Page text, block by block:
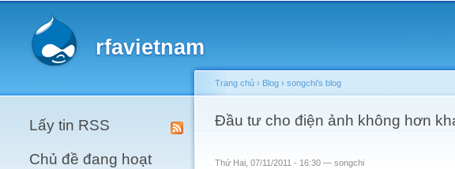
rfavietnam
Lấy tin RSS
Chủ đề đang hoạt
You are here
Trang chủ › Blog › songchi's blog
Đầu tư cho điện ảnh không hơn
Thứ Hai, 07/11/2011 - 16:30 — songchi